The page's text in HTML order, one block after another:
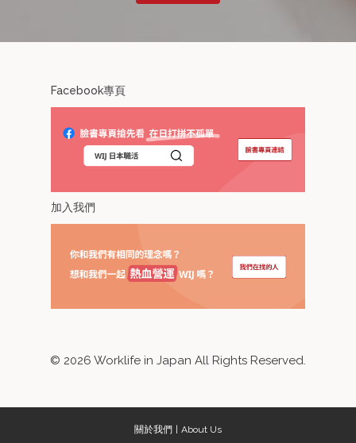
Facebook專頁
加入我們
© 2026 Worklife in Japan All Rights Reserved.
關於我們 About Us